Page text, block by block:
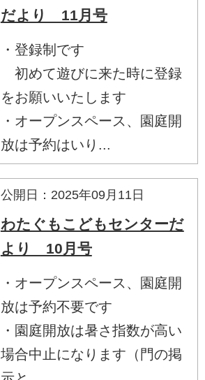
だより 11月号
・登録制です
初めて遊びに来た時に登録
をお願いいたします
・オープンスペース、園庭開
放は予約はいり...
公開日：2025年09月11日
わたぐもこどもセンターだ
より 10月号
・オープンスペース、園庭開
放は予約不要です
・園庭開放は暑さ指数が高い
場合中止になります（門の掲